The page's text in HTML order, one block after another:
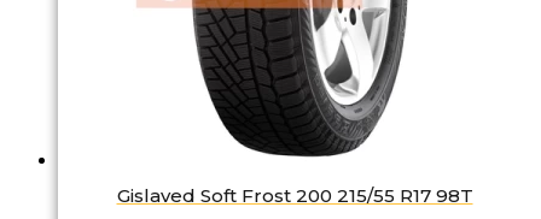
Gislaved Soft Frost 200 215/55 R17 98T